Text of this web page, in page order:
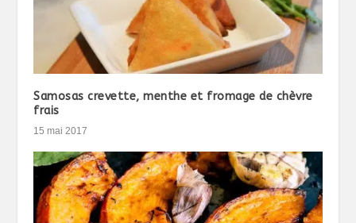
Samosas crevette, menthe et fromage de chèvre
frais
15 mai 2017